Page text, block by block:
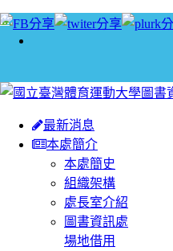
:::
最新消息
本處簡介
本處簡史
組織架構
處長室介紹
圖書資訊處
場地借用